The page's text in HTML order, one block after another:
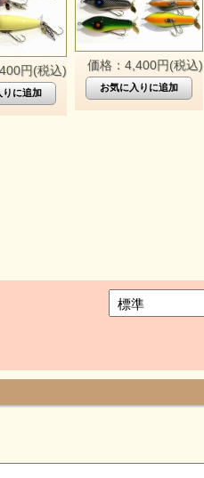
円(税込) 価格：4,400円(税込)